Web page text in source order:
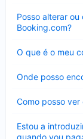
Posso alterar
Booking.com?
fechado
O que é o meu
fechado
Onde posso
fechado
Como posso ver
fechado
Estou a
quando vou
fechado